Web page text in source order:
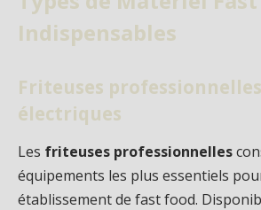
Indispensables
Friteuses
électriques
Les friteuses professionnelles
équipements les plus essentiels
établissement de fast food.